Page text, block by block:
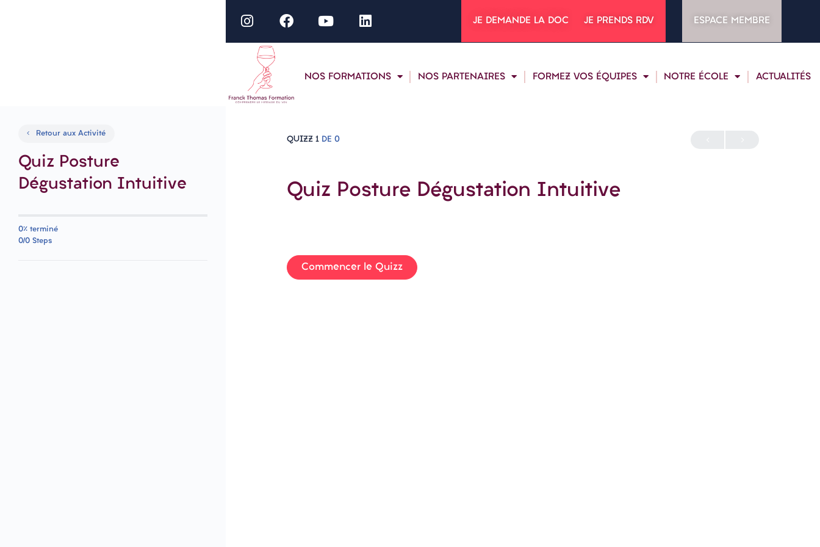
JE DEMANDE LA DOC JE PRENDS RDV ESPACE MEMBRE
NOS FORMATIONS NOS PARTENAIRES FORMEZ VOS ÉQUIPES NOTRE ÉCOLE ACTUALITÉS
Retour aux Activité
Quiz Posture
Dégustation Intuitive
0% terminé
0/0 Steps
QUIZZ 1 DE 0
Quiz Posture Dégustation Intuitive